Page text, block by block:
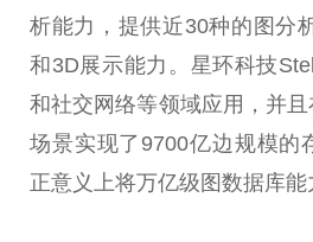
析能力，提供近30种的图分
和3D展示能力。星环科技
和社交网络等领域应用，并
场景实现了9700亿边规模的
正意义上将万亿级图数据库能